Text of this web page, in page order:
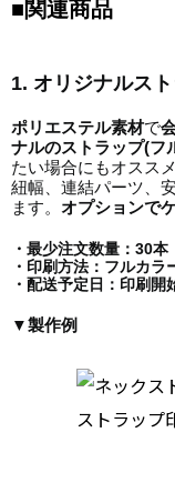
■関連商品
1. オリジナルス
ポリエステル素材で
ナルのストラップ(フ
たい場合にもオススメ
紐幅、連結パーツ、
ます。 オプションで
・最少注文数量：30本
・印刷方法：フルカラ
・配送予定日：印刷
▼製作例